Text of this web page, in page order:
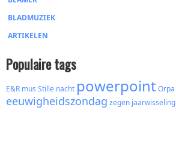
BLADMUZIEK
ARTIKELEN
Populaire tags
E&R mus Stille nacht powerpointOrpa
eeuwigheidszondag zegen jaarwisseling